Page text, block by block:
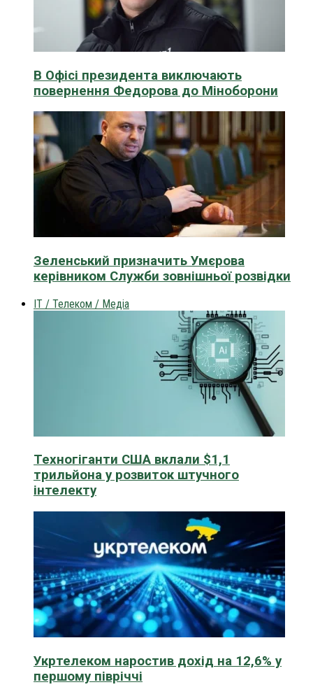
В Офісі президента виключають
повернення Федорова до Міноборони
Зеленський призначить Умєрова
керівником Служби зовнішньої розвідки
IT / Телеком / Медіа
Техногіганти США вклали $1,1
трильйона у розвиток штучного
інтелекту
Укртелеком наростив дохід на 12,6% у
першому півріччі